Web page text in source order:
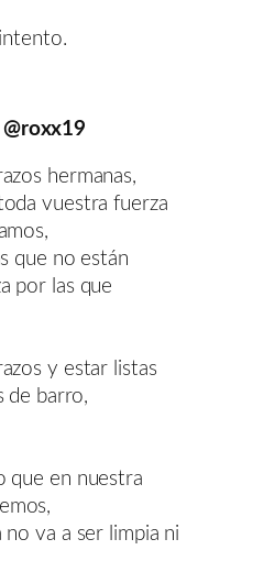
hermanas,
vuestra fuerza
que no están
por las que
y estar listas
de barro,
que en nuestra
va a ser limpia ni